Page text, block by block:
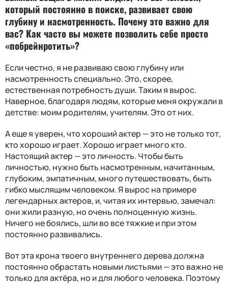
который постоянно в поиске, развивает свою
глубину и насмотренность. Почему это важно для
вас? Как часто вы можете позволить себе просто
«побрейнротить»?
Если честно, я не развиваю свою глубину или
насмотренность специально. Это, скорее,
естественная потребность души. Таким я вырос.
Наверное, благодаря людям, которые меня окружали в
детстве: моим родителям, учителям. Это от них.
А еще я уверен, что хороший актер — это не только тот,
кто хорошо играет. Хорошо играет много кто.
Настоящий актер — это личность. Чтобы быть
личностью, нужно быть насмотренным, начитанным,
глубоким, эмпатичным, много путешествовать, быть
гибко мыслящим человеком. Я вырос на примере
легендарных актеров, и, читая их интервью, замечал:
они жили разную, но очень полноценную жизнь.
Ничего не боялись, шли во все тяжкие и при этом
постоянно развивались.
Вот эта крона твоего внутреннего дерева должна
постоянно обрастать новыми листьями — это важно не
только для актёра, но и для любого человека. Поэтому